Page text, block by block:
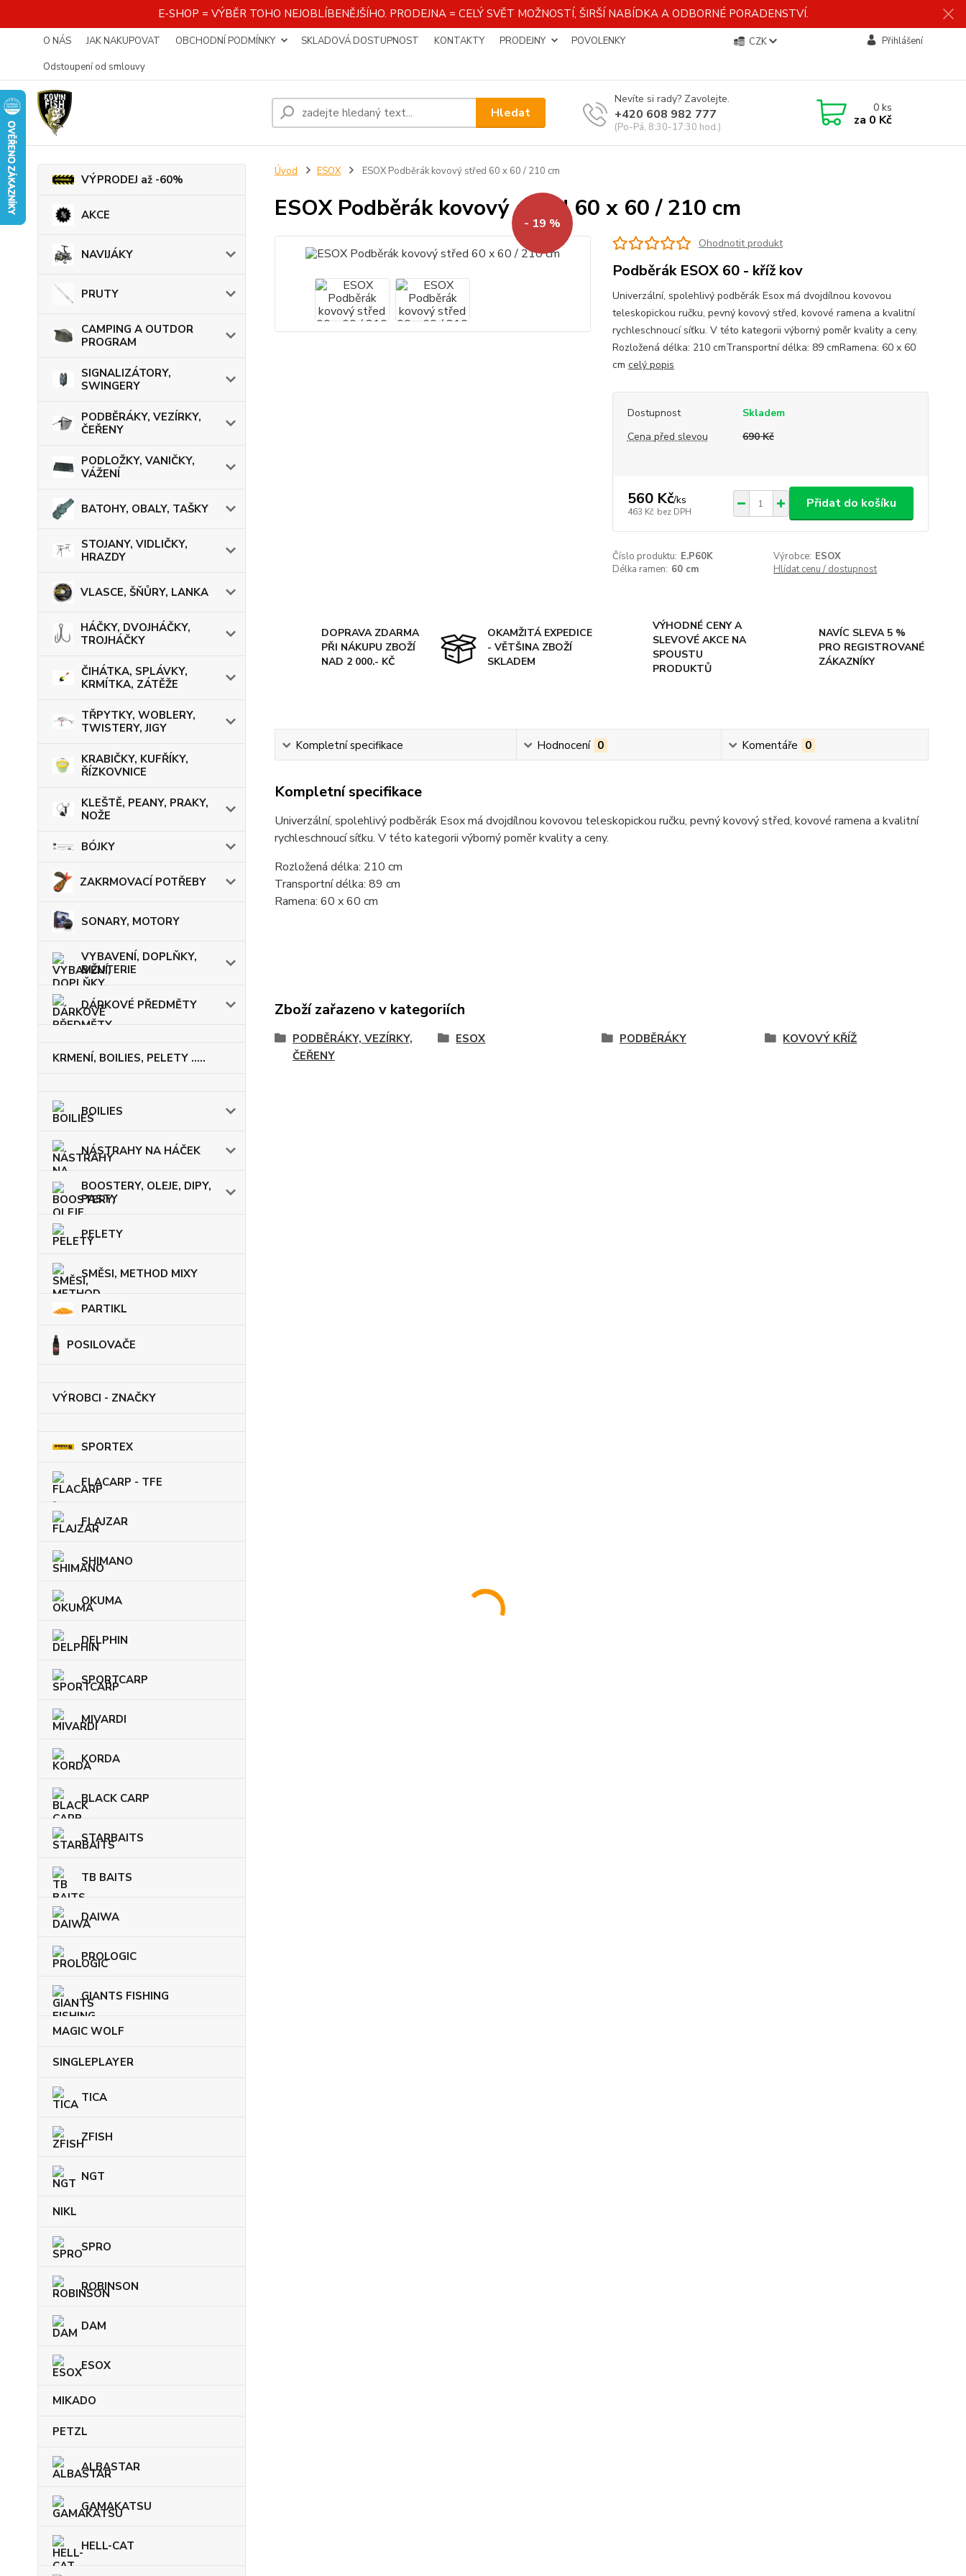
E-SHOP = VÝBĚR TOHO NEJOBLÍBENĚJŠÍHO. PRODEJNA = CELÝ SVĚT MOŽNOSTÍ, ŠIRŠÍ NABÍDKA A ODBORNÉ PORADENSTVÍ.
O NÁS JAK NAKUPOVAT OBCHODNÍ PODMÍNKY SKLADOVÁ DOSTUPNOST KONTAKTY PRODEJNY
POVOLENKY
Odstoupení od smlouvy
CZK Přihlášení
Hledat
Nevíte si rady? Zavolejte.
+420 608 982 777
(Po-Pá, 8:30-17:30 hod.)
0ks
za 0 Kč
VÝPRODEJ až -60%
AKCE
NAVIJÁKY
PRUTY
CAMPING A OUTDOR
PROGRAM
SIGNALIZÁTORY,
SWINGERY
PODBĚRÁKY, VEZÍRKY,
ČEŘENY
PODLOŽKY, VANIČKY,
VÁŽENÍ
BATOHY, OBALY, TAŠKY
STOJANY, VIDLIČKY,
HRAZDY
VLASCE, ŠŇŮRY, LANKA
HÁČKY, DVOJHÁČKY,
TROJHÁČKY
ČIHÁTKA, SPLÁVKY,
KRMÍTKA, ZÁTĚŽE
TŘPYTKY, WOBLERY,
TWISTERY, JIGY
KRABIČKY, KUFŘÍKY,
ŘÍZKOVNICE
KLEŠTĚ, PEANY, PRAKY,
NOŽE
BÓJKY
ZAKRMOVACÍ POTŘEBY
SONARY, MOTORY
VYBAVENÍ, DOPLŇKY,
BIŽUTERIE
DÁRKOVÉ PŘEDMĚTY
KRMENÍ, BOILIES, PELETY .....
BOILIES
NÁSTRAHY NA HÁČEK
BOOSTERY, OLEJE, DIPY,
PASTY
PELETY
SMĚSI, METHOD MIXY
PARTIKL
POSILOVAČE
VÝROBCI - ZNAČKY
SPORTEX
FLACARP - TFE
FLAJZAR
SHIMANO
OKUMA
DELPHIN
SPORTCARP
MIVARDI
KORDA
BLACK CARP
STARBAITS
TB BAITS
DAIWA
PROLOGIC
GIANTS FISHING
MAGIC WOLF
SINGLEPLAYER
TICA
ZFISH
NGT
NIKL
SPRO
ROBINSON
DAM
ESOX
MIKADO
PETZL
ALBASTAR
GAMAKATSU
HELL-CAT
Úvod ESOX ESOX Podběrák kovový střed 60 x 60 / 210 cm
ESOX Podběrák kovový střed 60 x 60 / 210 cm
- 19 %
Ohodnotit produkt
Podběrák ESOX 60 - kříž kov
Univerzální, spolehlivý podběrák Esox má dvojdílnou kovovou
teleskopickou ručku, pevný kovový střed, kovové ramena a kvalitní
rychleschnoucí síťku. V této kategorii výborný poměr kvality a ceny.
Rozložená délka: 210 cmTransportní délka: 89 cmRamena: 60 x 60
cm celý popis
Dostupnost
Skladem
Cena před slevou
690 Kč
560 Kč/ks
463 Kč bez DPH
Přidat do košíku
Číslo produktu: E.P60K Výrobce: ESOX
Délka ramen: 60 cm Hlídat cenu / dostupnost
DOPRAVA ZDARMA
PŘI NÁKUPU ZBOŽÍ
NAD 2 000.- KČ
OKAMŽITÁ EXPEDICE
- VĚTŠINA ZBOŽÍ
SKLADEM
VÝHODNÉ CENY A
SLEVOVÉ AKCE NA
SPOUSTU
PRODUKTŮ
NAVÍC SLEVA 5 %
PRO REGISTROVANÉ
ZÁKAZNÍKY
Kompletní specifikace Hodnocení 0 Komentáře 0
Kompletní specifikace
Univerzální, spolehlivý podběrák Esox má dvojdílnou kovovou teleskopickou ručku, pevný kovový střed, kovové ramena a kvalitní
rychleschnoucí síťku. V této kategorii výborný poměr kvality a ceny.
Rozložená délka: 210 cm
Transportní délka: 89 cm
Ramena: 60 x 60 cm
Zboží zařazeno v kategoriích
PODBĚRÁKY, VEZÍRKY,
ČEŘENY
ESOX PODBĚRÁKY KOVOVÝ KŘÍŽ